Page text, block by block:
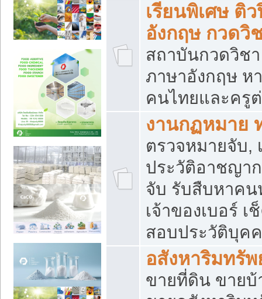
เรียนพิเศษ ติ
อังกฤษ กวดวิ
สถาบันกวดวิช
ภาษาอังกฤษ ห
คนไทยและครู
งานกฏหมาย
ตรวจหมายจับ,
ประวัติอาชญา
จับ รับสืบหาคน
เจ้าของเบอร์
สอบประวัติบุค
อสังหาริมทรัพ
ขายที่ดิน ขายบ้